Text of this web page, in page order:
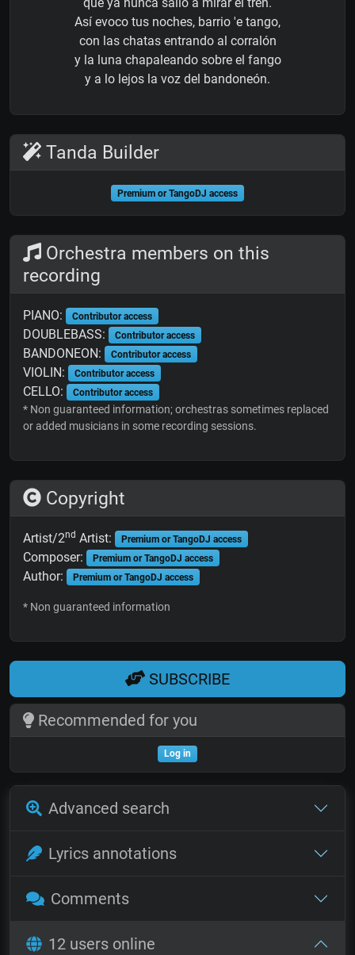
Así evoco tus noches, barrio 'e tango,
con las chatas entrando al corralón
y la luna chapaleando sobre el fango
y a lo lejos la voz del bandoneón.
Tanda Builder
Premium or TangoDJ access
Orchestra members on this
recording
PIANO: Contributor access
DOUBLEBASS: Contributor access
BANDONEON: Contributor access
VIOLIN: Contributor access
CELLO: Contributor access
* Non guaranteed information; orchestras sometimes replaced
or added musicians in some recording sessions.
Copyright
Artist/2nd Artist: Premium or TangoDJ access
Composer: Premium or TangoDJ access
Author: Premium or TangoDJ access
* Non guaranteed information
SUBSCRIBE
Recommended for you
Log in
Advanced search
Lyrics annotations
Comments
12 users online